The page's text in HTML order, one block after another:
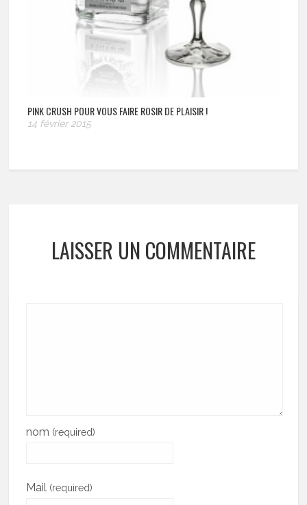
PINK CRUSH POUR VOUS FAIRE ROSIR DE PLAISIR !
14 février 2015
LAISSER UN COMMENTAIRE
nom (required)
Mail (required)